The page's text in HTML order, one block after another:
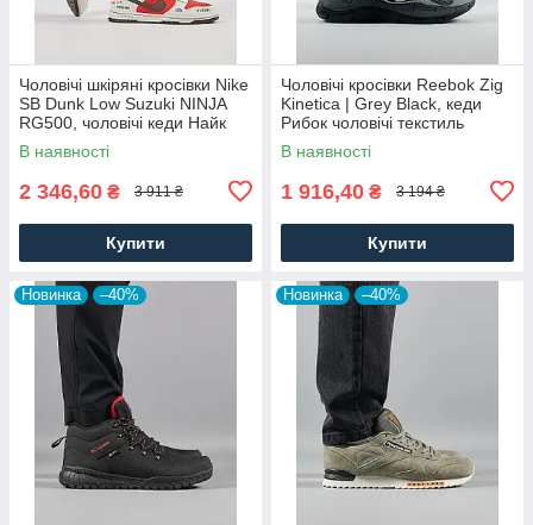
Чоловічі шкіряні кросівки Nike
SB Dunk Low Suzuki NINJA
RG500, чоловічі кеди Найк
червоні, Чоловіче взуття
В наявності
2 346,60 ₴ 3 911 ₴
Купити
Чоловічі кросівки Reebok Zig
Kinetica | Grey Black, кеди
Рибок чоловічі текстиль
нейлон сірі. Чоловіче взуття
В наявності
1 916,40 ₴ 3 194 ₴
Купити
Новинка –40% Новинка –40%